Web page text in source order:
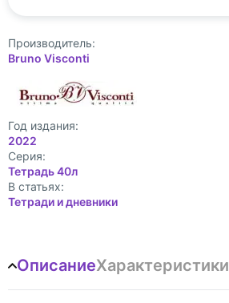
Производитель:
Bruno Visconti
Год издания:
2022
Cерия:
Тетрадь 40л
В статьях:
Тетради и дневники
ОписаниеХарактеристики